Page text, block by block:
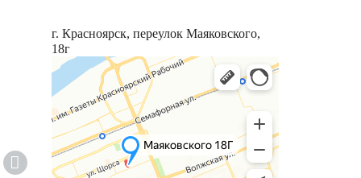
г. Красноярск, переулок Маяковского,
18г